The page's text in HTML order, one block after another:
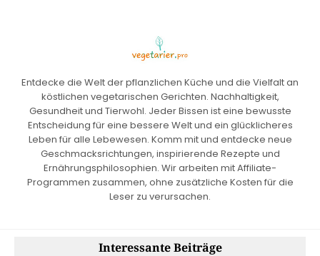
Entdecke die Welt der pflanzlichen Küche und die Vielfalt an
köstlichen vegetarischen Gerichten. Nachhaltigkeit,
Gesundheit und Tierwohl. Jeder Bissen ist eine bewusste
Entscheidung für eine bessere Welt und ein glücklicheres
Leben für alle Lebewesen. Komm mit und entdecke neue
Geschmacksrichtungen, inspirierende Rezepte und
Ernährungsphilosophien. Wir arbeiten mit Affiliate-
Programmen zusammen, ohne zusätzliche Kosten für die
Leser zu verursachen.
Interessante Beiträge